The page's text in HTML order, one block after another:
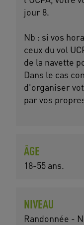
jour 8.
Nb : si vos
ceux du vol
de la navette
Dans le cas
d'organiser
par vos
ÂGE
18-55 ans.
NIVEAU
Randonnée -